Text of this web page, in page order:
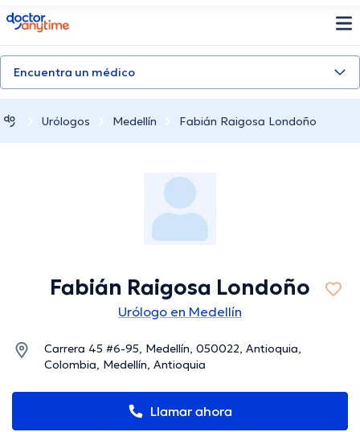
doctoranytime
Encuentra un médico
Urólogos Medellín Fabián Raigosa Londoño
Fabián Raigosa Londoño
Urólogo en Medellín
Carrera 45 #6-95, Medellín, 050022, Antioquia,
Colombia, Medellín, Antioquia
Llamar ahora